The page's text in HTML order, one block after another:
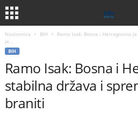
Naslovnica BIH
Ramo Isak: Bosna i Hercegovina
je...
BIH
Ramo Isak: Bosna i
stabilna država i
braniti